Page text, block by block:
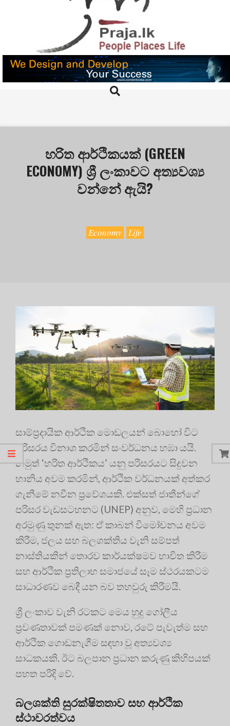
PRAJA.LK
Search
හරිත ආර්ථිකයක් (GREEN
ECONOMY) ශ්‍රී ලංකාවට අත්‍යවශ්‍ය
වන්නේ ඇයි?
Economy Life
සාම්ප්‍රදායික ආර්ථික මොඩලයන් බොහෝ විට
පරිසරය විනාශ කරමින් සංවර්ධනය හඹා යයි.
නමුත් ‘හරිත ආර්ථිකය’ යනු පරිසරයට සිදුවන
හානිය අවම කරමින්, ආර්ථික වර්ධනයක් අත්කර
ගැනීමේ නවීන ප්‍රවේශයකි. එක්සත් ජාතීන්ගේ
පරිසර වැඩසටහනට (UNEP) අනුව, මෙහි ප්‍රධාන
අරමුණු තුනක් ඇත: ඒ කාබන් විමෝචනය අවම
කිරීම, ජලය සහ බලශක්තිය වැනි සම්පත්
නාස්තියකින් තොරව කාර්යක්ෂමව භාවිත කිරීම
සහ ආර්ථික ප්‍රතිලාභ සමාජයේ සෑම ස්ථරයකටම
සාධාරණව බෙදී යන බව තහවුරු කිරීමයි.
ශ්‍රී ලංකාව වැනි රටකට මෙය හුදු ගෝලීය
ප්‍රවණතාවක් පමණක් නොව, රටේ පැවැත්ම සහ
ආර්ථික ගොඩනැගීම සඳහා වූ අත්‍යවශ්‍ය
සාධකයකි. ඊට බලපාන ප්‍රධාන කරුණු කිහිපයක්
පහත පරිදි වේ.
බලශක්ති සුරක්ෂිතතාව සහ ආර්ථික
ස්ථාවරත්වය